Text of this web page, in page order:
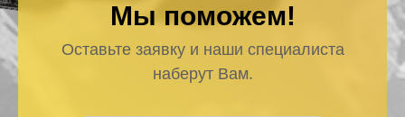
Мы поможем!
Оставьте заявку и наши специалиста
наберут Вам.